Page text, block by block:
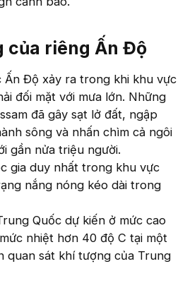
của riêng Ấn Độ​
Ấn Độ xảy ra trong khi khu vực
đối mặt với mưa lớn. Những
đã gây sạt lở đất, ngập
sông và nhấn chìm cả ngôi
gần nửa triệu người.
gia duy nhất trong khu vực
nắng nóng kéo dài trong
Quốc dự kiến ở mức cao
nhiệt hơn 40 độ C tại một
quan sát khí tượng của Trung